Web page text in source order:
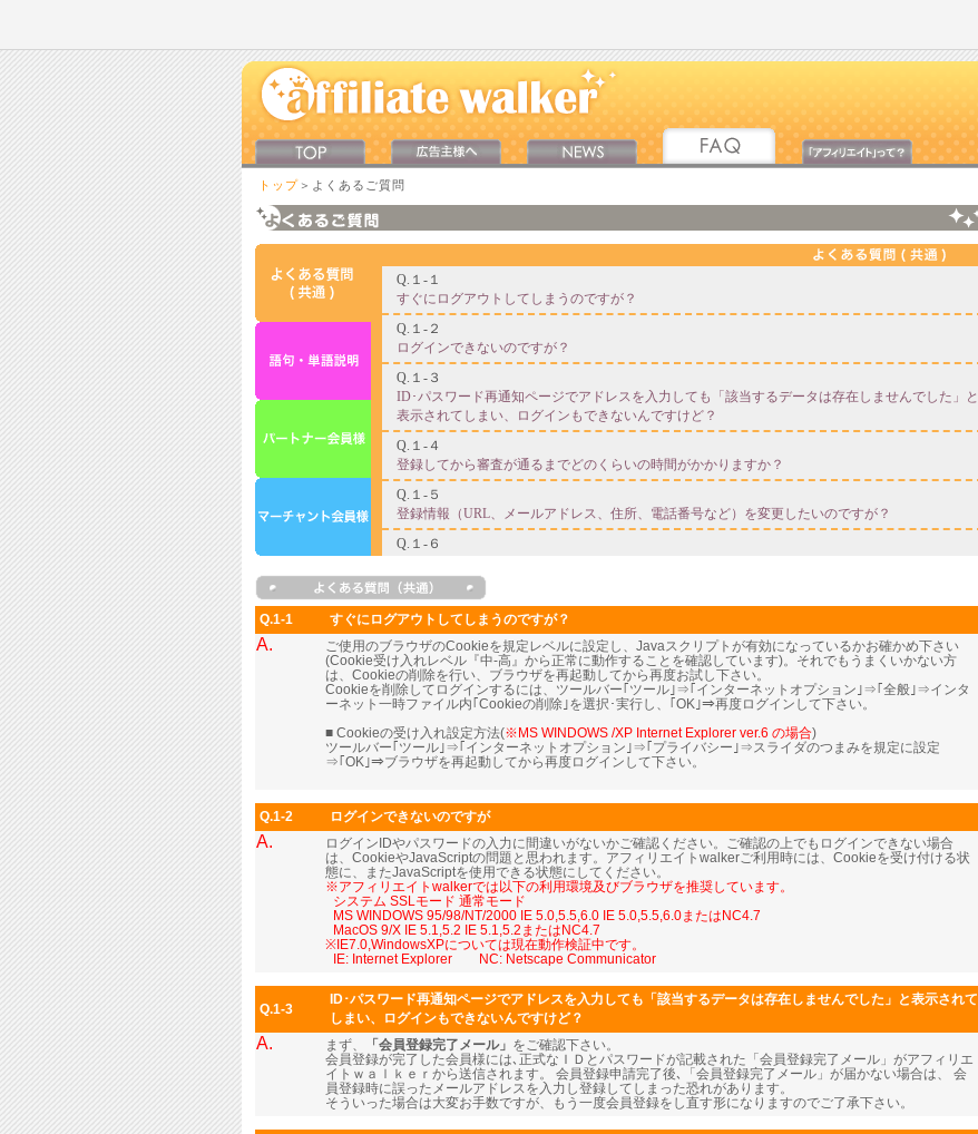
トップ ＞よくあるご質問
Q.1-1 すぐにログアウトしてしまうのですが？
A.
ご使用のブラウザのCookieを規定レベルに設定し、Javaスクリプトが有効になっているかお確かめ下さい
(Cookie受け入れレベル『中-高』から正常に動作することを確認しています)。それでもうまくいかない方
は、Cookieの削除を行い、ブラウザを再起動してから再度お試し下さい。
Cookieを削除してログインするには、ツールバー｢ツール｣⇒｢インターネットオプション｣⇒｢全般｣⇒インタ
ーネット一時ファイル内｢Cookieの削除｣を選択･実行し、｢OK｣⇒再度ログインして下さい。
■ Cookieの受け入れ設定方法(※MS WINDOWS /XP Internet Explorer ver.6 の場合)
ツールバー｢ツール｣⇒｢インターネットオプション｣⇒｢プライバシー｣⇒スライダのつまみを規定に設定
⇒｢OK｣⇒ブラウザを再起動してから再度ログインして下さい。
Q.1-2 ログインできないのですが
A.
ログインIDやパスワードの入力に間違いがないかご確認ください。ご確認の上でもログインできない場合
は、CookieやJavaScriptの問題と思われます。アフィリエイトwalkerご利用時には、Cookieを受け付ける状
態に、またJavaScriptを使用できる状態にしてください。
※アフィリエイトwalkerでは以下の利用環境及びブラウザを推奨しています。
システム SSLモード 通常モード
MS WINDOWS 95/98/NT/2000 IE 5.0,5.5,6.0 IE 5.0,5.5,6.0またはNC4.7
MacOS 9/X IE 5.1,5.2 IE 5.1,5.2またはNC4.7
※IE7.0,WindowsXPについては現在動作検証中です。
IE: Internet Explorer NC: Netscape Communicator
Q.1-3
ID･パスワード再通知ページでアドレスを入力しても「該当するデータは存在しませんでした」と表示されて
しまい、ログインもできないんですけど？
A. まず、 「会員登録完了メール」 をご確認下さい。
会員登録が完了した会員様には､正式なＩＤとパスワードが記載された「会員登録完了メール」がアフィリエ
イトｗａｌｋｅｒから送信されます。 会員登録申請完了後､「会員登録完了メール」が届かない場合は、 会
員登録時に誤ったメールアドレスを入力し登録してしまった恐れがあります。
そういった場合は大変お手数ですが、もう一度会員登録をし直す形になりますのでご了承下さい。